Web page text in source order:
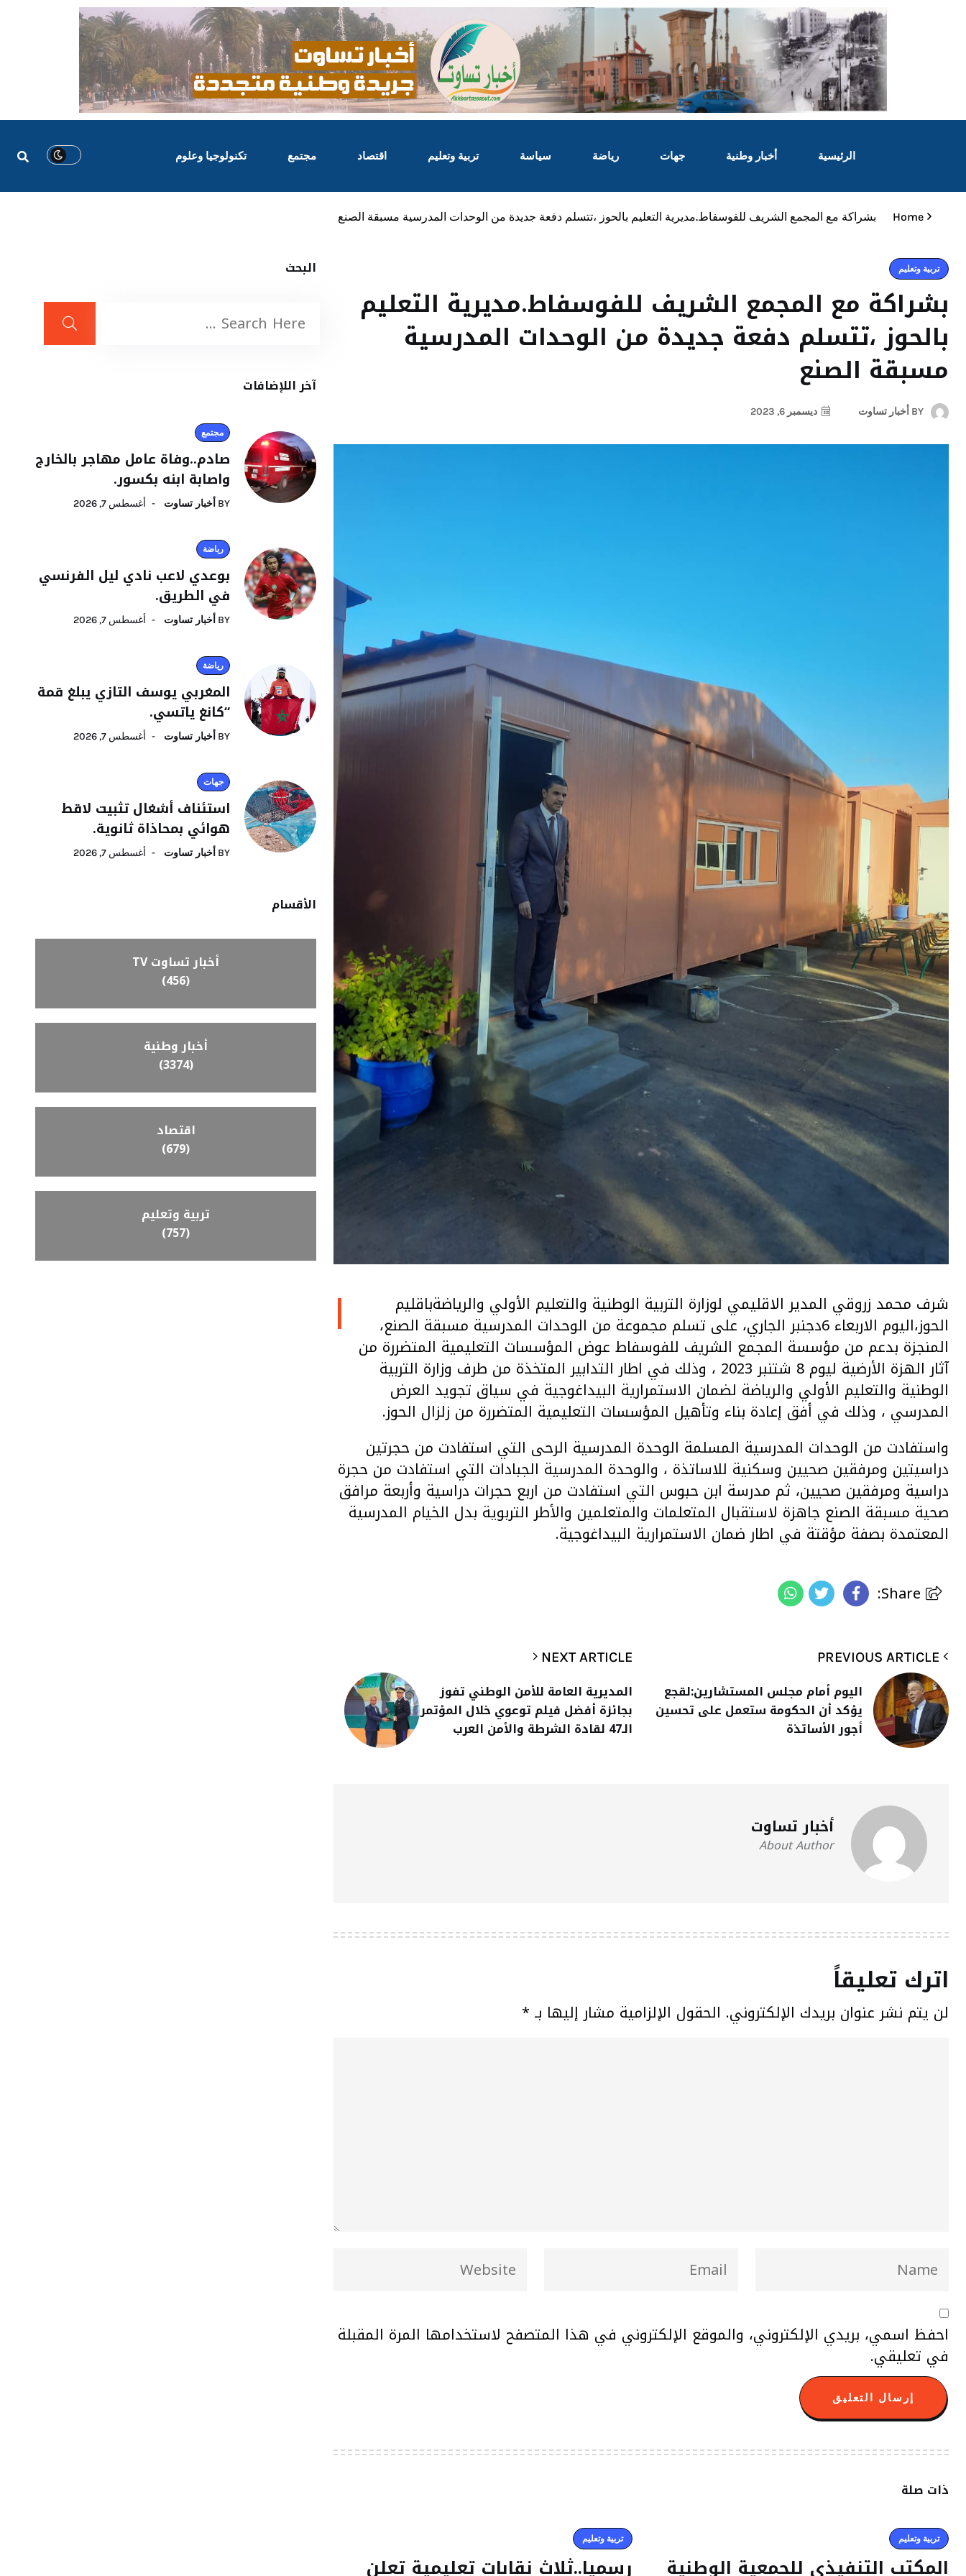
الرئيسية أخبار وطنية جهات رياضة سياسة تربية وتعليم اقتصاد مجتمع تكنولوجيا وعلوم
Home بشراكة مع المجمع الشريف للفوسفاط.مديرية التعليم بالحوز ،تتسلم دفعة جديدة من الوحدات المدرسية مسبقة الصنع
تربية وتعليم
بشراكة مع المجمع الشريف للفوسفاط.مديرية التعليم
بالحوز ،تتسلم دفعة جديدة من الوحدات المدرسية
مسبقة الصنع
BY أخبار تساوت ديسمبر 6, 2023
ا شرف محمد زروقي المدير الاقليمي لوزارة التربية الوطنية والتعليم الأولي والرياضةباقليم
الحوز،اليوم الاربعاء 6دجنبر الجاري، على تسلم مجموعة من الوحدات المدرسية مسبقة الصنع،
المنجزة بدعم من مؤسسة المجمع الشريف للفوسفاط عوض المؤسسات التعليمية المتضررة من
آثار الهزة الأرضية ليوم 8 شتنبر 2023 ، وذلك في اطار التدابير المتخذة من طرف وزارة التربية
الوطنية والتعليم الأولي والرياضة لضمان الاستمرارية البيداغوجية في سياق تجويد العرض
المدرسي ، وذلك في أفق إعادة بناء وتأهيل المؤسسات التعليمية المتضررة من زلزال الحوز.
واستفادت من الوحدات المدرسية المسلمة الوحدة المدرسية الرحى التي استفادت من حجرتين
دراسيتين ومرفقين صحيين وسكنية للاساتذة ، والوحدة المدرسية الجبادات التي استفادت من حجرة
دراسية ومرفقين صحيين، ثم مدرسة ابن حبوس التي استفادت من اربع حجرات دراسية وأربعة مرافق
صحية مسبقة الصنع جاهزة لاستقبال المتعلمات والمتعلمين والأطر التربوية بدل الخيام المدرسية
المعتمدة بصفة مؤقتة في اطار ضمان الاستمرارية البيداغوجية.
اليوم أمام مجلس المستشارين:لقجع
يؤكد أن الحكومة ستعمل على تحسين
أجور الأساتذة
NEXT ARTICLE
المديرية العامة للأمن الوطني تفوز
بجائزة أفضل فيلم توعوي خلال المؤتمر
الـ47 لقادة الشرطة والأمن العرب
أخبار تساوت
About Author
اترك تعليقاً
لن يتم نشر عنوان بريدك الإلكتروني. الحقول الإلزامية مشار إليها بـ *
احفظ اسمي، بريدي الإلكتروني، والموقع الإلكتروني في هذا المتصفح لاستخدامها المرة المقبلة
في تعليقي.
ذات صلة
تربية وتعليم
المكتب التنفيذي للجمعية الوطنية
تربية وتعليم
رسميا..ثلاث نقابات تعليمية تعلن
البحث
آخر اللإضافات
مجتمع
صادم..وفاة عامل مهاجر بالخارج
واصابة ابنه بكسور.
BY أخبار تساوت أغسطس 7, 2026
رياضة
بوعدي لاعب نادي ليل الفرنسي
في الطريق.
BY أخبار تساوت أغسطس 7, 2026
رياضة
المغربي يوسف التازي يبلغ قمة
“كانغ ياتسي.
BY أخبار تساوت أغسطس 7, 2026
جهات
استئناف أشغال تثبيت لاقط
هوائي بمحاذاة ثانوية.
BY أخبار تساوت أغسطس 7, 2026
الأقسام
أخبار تساوت TV
(456)
أخبار وطنية
(3374)
اقتصاد
(679)
تربية وتعليم
(757)